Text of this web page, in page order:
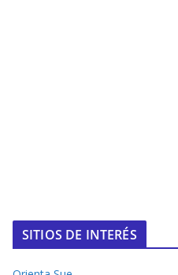
SITIOS DE INTERÉS